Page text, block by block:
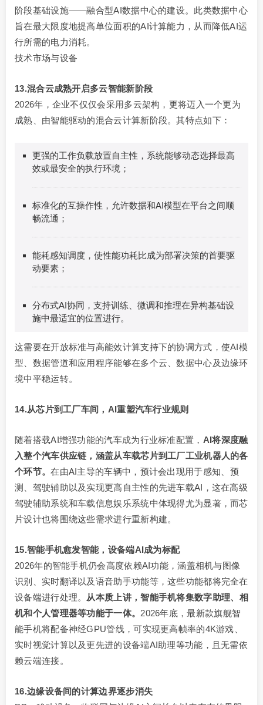
阶段基础设施——融合型AI数据中心的建设。此类数据中心
旨在最大限度地提高单位面积的AI计算能力，从而降低AI运
行所需的电力消耗。
技术市场与设备
13.混合云成熟开启多云智能新阶段
2026年，企业不仅仅会采用多云架构，更将迈入一个更为
成熟、由智能驱动的混合云计算新阶段。其特点如下：
更强的工作负载放置自主性，系统能够动态选择最高
效或最安全的执行环境；
标准化的互操作性，允许数据和AI模型在平台之间顺
畅流通；
能耗感知调度，使性能功耗比成为部署决策的首要驱
动要素；
分布式AI协同，支持训练、微调和推理在异构基础设
施中最适宜的位置进行。
这需要在开放标准与高能效计算支持下的协调方式，使AI模
型、数据管道和应用程序能够在多个云、数据中心及边缘环
境中平稳运转。
14.从芯片到工厂车间，AI重塑汽车行业规则
随着搭载AI增强功能的汽车成为行业标准配置， AI将深度融
入整个汽车供应链，涵盖从车载芯片到工厂工业机器人的各
个环节。在由AI主导的车辆中，预计会出现用于感知、预
测、驾驶辅助以及实现更高自主性的先进车载AI，这在高级
驾驶辅助系统和车载信息娱乐系统中体现得尤为显著，而芯
片设计也将围绕这些需求进行重新构建。
15.智能手机愈发智能，设备端AI成为标配
2026年的智能手机仍会高度依赖AI功能，涵盖相机与图像
识别、实时翻译以及语音助手功能等，这些功能都将完全在
设备端进行处理。 从本质上讲，智能手机将集数字助理、相
机和个人管理器等功能于一体。 2026年底，最新款旗舰智
能手机将配备神经GPU管线，可实现更高帧率的4K游戏、
实时视觉计算以及更先进的设备端AI助理等功能，且无需依
赖云端连接。
16.边缘设备间的计算边界逐步消失